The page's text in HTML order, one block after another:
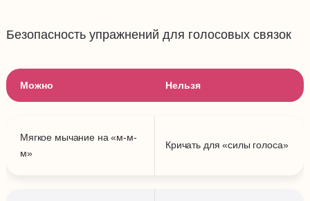
Безопасность упражнений для голосовых связок
Можно Нельзя
Мягкое мычание на «м-м-
м»
Кричать для «силы голоса»